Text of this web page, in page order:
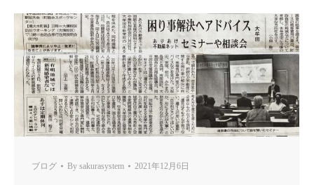
ブログ By sakurasystem 2021年12月6日